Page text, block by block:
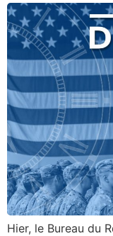
Hier, le Bureau du